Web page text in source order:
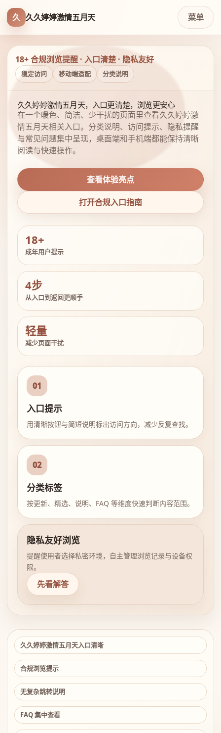
久 久久婷婷激情五月天 菜单
18+ 合规浏览提醒 · 入口清楚 · 隐私友好
稳定访问 移动端适配 分类说明
久久婷婷激情五月天，入口更清楚，浏览更安心
在一个暖色、简洁、少干扰的页面里查看久久婷婷激
情五月天相关入口。分类说明、访问提示、隐私提醒
与常见问题集中呈现，桌面端和手机端都能保持清晰
阅读与快速操作。
查看体验亮点
打开合规入口指南
18+
成年用户提示
4步
从入口到返回更顺手
轻量
减少页面干扰
01
入口提示
用清晰按钮与简短说明标出访问方向，减少反复查找。
02
分类标签
按更新、精选、说明、FAQ 等维度快速判断内容范围。
隐私友好浏览
提醒使用者选择私密环境，自主管理浏览记录与设备权
限。
先看解答
久久婷婷激情五月天入口清晰
合规浏览提示
无复杂跳转说明
FAQ 集中查看